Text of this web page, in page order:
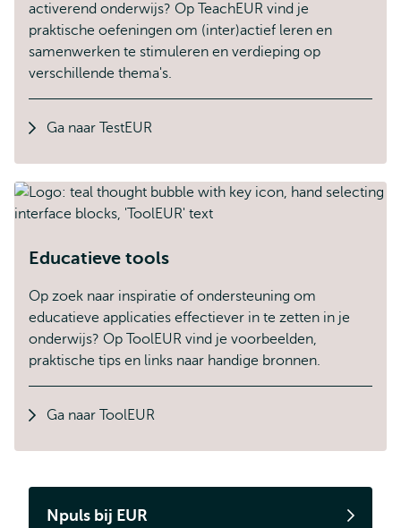
activerend onderwijs? Op TeachEUR vind je
praktische oefeningen om (inter)actief leren en
samenwerken te stimuleren en verdieping op
verschillende thema's.
Ga naar TestEUR
Educatieve tools
Op zoek naar inspiratie of ondersteuning om
educatieve applicaties effectiever in te zetten in je
onderwijs? Op ToolEUR vind je voorbeelden,
praktische tips en links naar handige bronnen.
Ga naar ToolEUR
Npuls bij EUR